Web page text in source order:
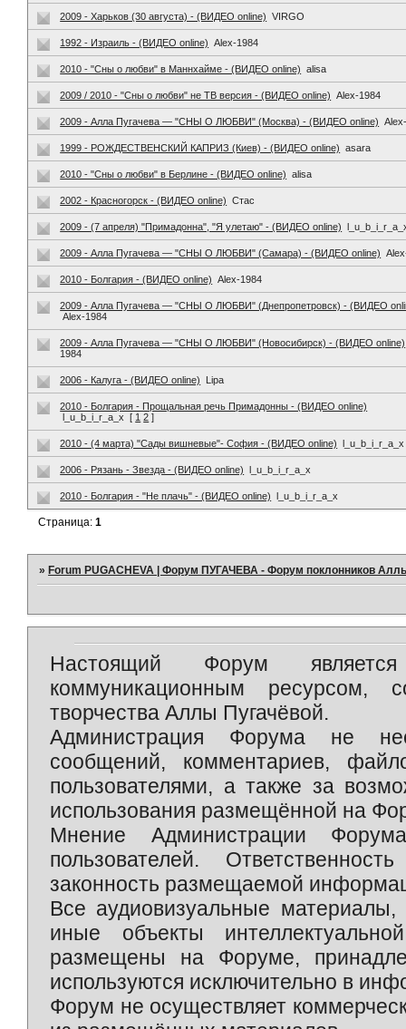
2009 - Харьков (30 августа) - (ВИДЕО online) VIRGO
1992 - Израиль - (ВИДЕО online) Alex-1984
2010 - "Сны о любви" в Маннхайме - (ВИДЕО online) alisa
2009 / 2010 - "Сны о любви" не ТВ версия - (ВИДЕО online) Alex-1984
2009 - Алла Пугачева — "СНЫ О ЛЮБВИ" (Москва) - (ВИДЕО online)
1999 - РОЖДЕСТВЕНСКИЙ КАПРИЗ (Киев) - (ВИДЕО online) asara
2010 - "Сны о любви" в Берлине - (ВИДЕО online) alisa
2002 - Красногорск - (ВИДЕО online) Стас
2009 - (7 апреля) "Примадонна", "Я улетаю" - (ВИДЕО online)
2009 - Алла Пугачева — "СНЫ О ЛЮБВИ" (Самара) - (ВИДЕО online)
2010 - Болгария - (ВИДЕО online) Alex-1984
2009 - Алла Пугачева — "СНЫ О ЛЮБВИ" (Днепропетровск) - (ВИДЕО
Alex-1984
2009 - Алла Пугачева — "СНЫ О ЛЮБВИ" (Новосибирск) - (ВИДЕО online)
1984
2006 - Калуга - (ВИДЕО online) Lipa
2010 - Болгария - Прощальная речь Примадонны - (ВИДЕО online)
l_u_b_i_r_a_x
[ 1 2 ]
2010 - (4 марта) "Сады вишневые"- София - (ВИДЕО online) l_u_b_i_r_a_x
2006 - Рязань - Звезда - (ВИДЕО online) l_u_b_i_r_a_x
2010 - Болгария - "Не плачь" - (ВИДЕО online) l_u_b_i_r_a_x
Страница:1
»Forum PUGACHEVA | Форум ПУГАЧЕВА - Форум поклонников
Настоящий Форум является
коммуникационным ресурсом,
творчества Аллы Пугачёвой.
Администрация Форума не
сообщений, комментариев,
пользователями, а также за
использования размещённой на
Мнение Администрации
пользователей.
законность размещаемой
Все аудиовизуальные
иные объекты
размещены на Форуме,
используются исключительно в
Форум не осуществляет